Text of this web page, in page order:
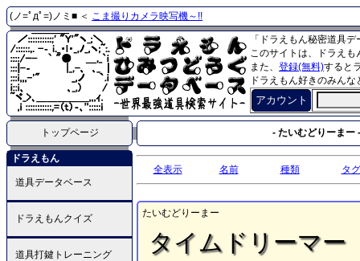
(ノ=ﾟдﾟ=)ノミ■ ＜ こま撮りカメラ映写機～!!
「ドラえもん秘密道具
このサイトは、ドラえ
また、 登録(無料)すると
ドラえもん好きのみん
アカウント
トップページ - たいむどりーまー -
ドラえもん
道具データベース
ドラえもんクイズ
道具打鍵トレーニング
全表示 名前 種類 タグ
たいむどりーまー
タイムドリーマー